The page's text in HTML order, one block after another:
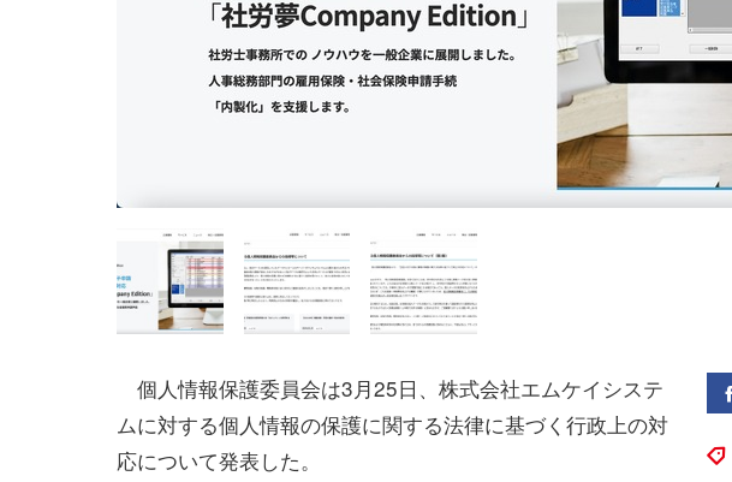
個人情報保護委員会は3月25日、株式会社エムケイシステ
ムに対する個人情報の保護に関する法律に基づく行政上の対
応について発表した。